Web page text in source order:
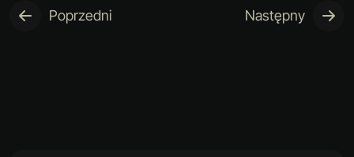
Poprzedni Następny